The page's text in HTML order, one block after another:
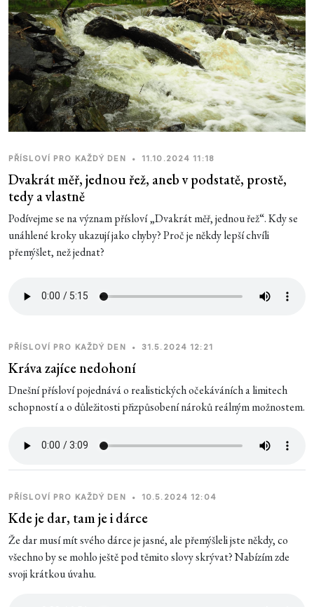
PŘÍSLOVÍ PRO KAŽDÝ DEN • 11.10.2024 11:18
Dvakrát měř, jednou řež, aneb v podstatě, prostě,
tedy a vlastně
Podívejme se na význam přísloví „Dvakrát měř, jednou řež“. Kdy se
unáhlené kroky ukazují jako chyby? Proč je někdy lepší chvíli
přemýšlet, než jednat?
PŘÍSLOVÍ PRO KAŽDÝ DEN • 31.5.2024 12:21
Kráva zajíce nedohoní
Dnešní přísloví pojednává o realistických očekáváních a limitech
schopností a o důležitosti přizpůsobení nároků reálným možnostem.
PŘÍSLOVÍ PRO KAŽDÝ DEN • 10.5.2024 12:04
Kde je dar, tam je i dárce
Že dar musí mít svého dárce je jasné, ale přemýšleli jste někdy, co
všechno by se mohlo ještě pod těmito slovy skrývat? Nabízím zde
svoji krátkou úvahu.